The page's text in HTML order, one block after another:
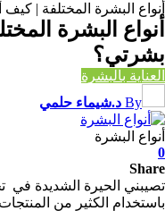
أنواع البشرة المختلفة |
أنواع البشرة
بشرتي؟
العناية بالبشرة
By د.شيماء حلمي
أنواع البشرة
0
Share
تصيبني الحيرة الشديدة
باستخدام الكثير من